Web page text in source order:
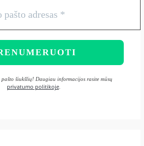
pašto šiukšlių! Daugiau informacijos rasite mūsų
privatumo politikoje.